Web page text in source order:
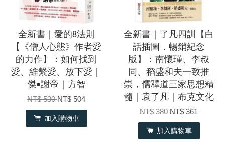
全新書｜愛的8法則
【《僧人心態》作者愛
的力作】：如何找到
愛、維繫愛、放下愛｜
傑•謝帝｜方智
NT$ 530NT$ 504
加入購物車
全新書｜了凡四訓【白
話插圖．暢銷紀念
版】：南懷瑾、李叔
同、稻盛和夫一致推
崇，儒釋道三家思想精
髓｜袁了凡｜布克文化
NT$ 380NT$ 361
加入購物車